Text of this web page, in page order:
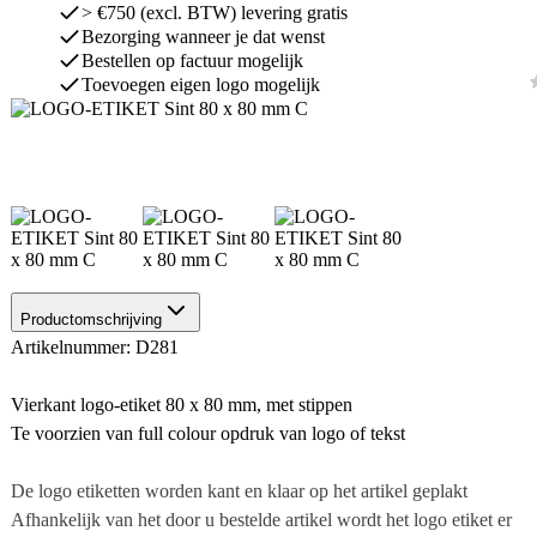
> €750 (excl. BTW) levering gratis
Bezorging wanneer je dat wenst
Bestellen op factuur mogelijk
Toevoegen eigen logo mogelijk
Productomschrijving
Artikelnummer: D281
Vierkant logo-etiket 80 x 80 mm, met stippen
Te voorzien van full colour opdruk van logo of tekst
De logo etiketten worden kant en klaar op het artikel geplakt
Afhankelijk van het door u bestelde artikel wordt het logo etiket er